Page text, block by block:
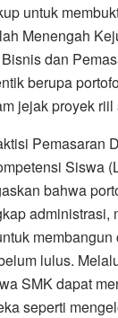
untuk
Menengah
dan
berupa
jejak proyek riil
Pemasaran
Siswa
bahwa
administrasi,
membangun
lulus.
SMK dapat
seperti